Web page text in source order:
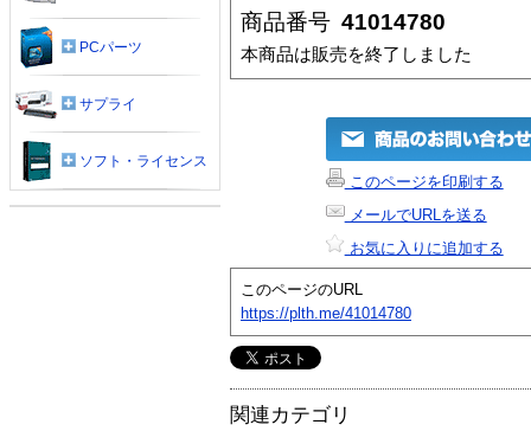
商品番号 41014780
本商品は販売を終了しました
このページを印刷する
メールでURLを送る
お気に入りに追加する
このページのURL
https://plth.me/41014780
関連カテゴリ
PCパーツ
サプライ
ソフト・ライセンス